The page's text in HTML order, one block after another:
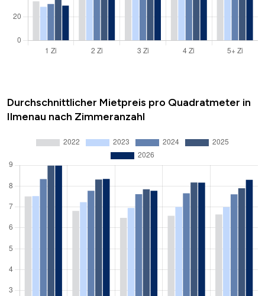
Durchschnittlicher Mietpreis pro Quadratmeter in
Ilmenau nach Zimmeranzahl